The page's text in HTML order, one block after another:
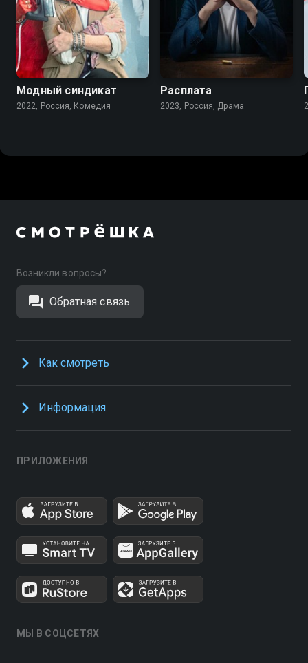
7.6
Модный синдикат
2022, Россия, Комедия
Расплата
2023, Россия, Драма
Возникли вопросы?
Обратная связь
Как смотреть
Информация
ПРИЛОЖЕНИЯ
МЫ В СОЦСЕТЯХ